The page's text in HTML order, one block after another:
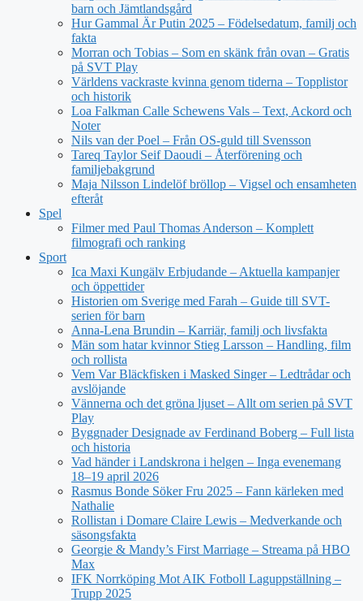
barn och Jämtlandsgård
Hur Gammal Är Putin 2025 – Födelsedatum, familj och
fakta
Morran och Tobias – Som en skänk från ovan – Gratis
på SVT Play
Världens vackraste kvinna genom tiderna – Topplistor
och historik
Loa Falkman Calle Schewens Vals – Text, Ackord och
Noter
Nils van der Poel – Från OS-guld till Svensson
Tareq Taylor Seif Daoudi – Återförening och
familjebakgrund
Maja Nilsson Lindelöf bröllop – Vigsel och ensamheten
efteråt
Spel
Filmer med Paul Thomas Anderson – Komplett
filmografi och ranking
Sport
Ica Maxi Kungälv Erbjudande – Aktuella kampanjer
och öppettider
Historien om Sverige med Farah – Guide till SVT-
serien för barn
Anna-Lena Brundin – Karriär, familj och livsfakta
Män som hatar kvinnor Stieg Larsson – Handling, film
och rollista
Vem Var Bläckfisken i Masked Singer – Ledtrådar och
avslöjande
Vännerna och det gröna ljuset – Allt om serien på SVT
Play
Byggnader Designade av Ferdinand Boberg – Full lista
och historia
Vad händer i Landskrona i helgen – Inga evenemang
18–19 april 2026
Rasmus Bonde Söker Fru 2025 – Fann kärleken med
Nathalie
Rollistan i Domare Claire Lewis – Medverkande och
säsongsfakta
Georgie & Mandy’s First Marriage – Streama på HBO
Max
IFK Norrköping Mot AIK Fotboll Laguppställning –
Trupp 2025